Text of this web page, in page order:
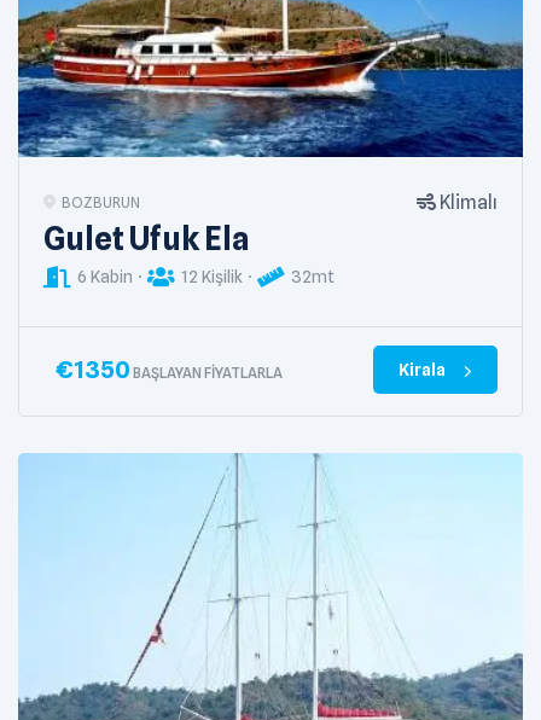
BOZBURUN Klimalı
Gulet Ufuk Ela
6 Kabin 12 Kişilik 32mt
€1350 BAŞLAYAN FIYATLARLA Kirala